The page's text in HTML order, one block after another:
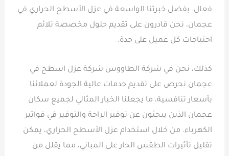
فعال. بفضل خبرتنا الواسعة في عزل الأسطح الحراري في
عجمان، نحن قادرون على تقديم حلول مخصصة تلائم
احتياجات كل عميل على حدة.
كذلك، نحن في شركة الطاووس شركة عزل اسطح في
عجمان نحرص على تقديم خدمات عالية الجودة لعملائنا
بأسعار تنافسية، ما يجعلنا الخيار المثالي لجميع سكان
عجمان الذين يبحثون عن توفير الراحة والتوفير في فواتير
الكهرباء. من خلال استخدام عزل الأسطح الحراري، يمكن
تقليل تأثيرات الطقس الحار على المباني، مما يقلل من